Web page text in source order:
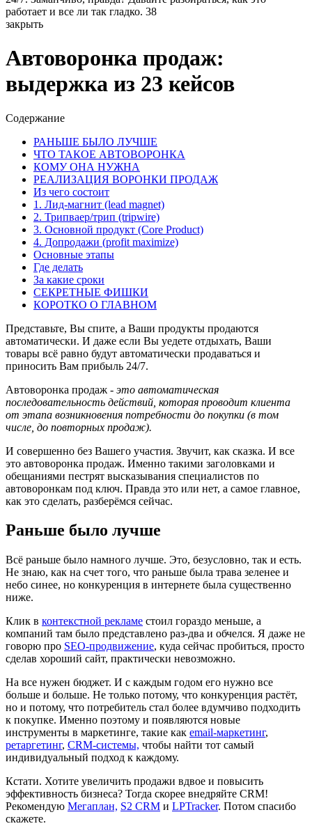
работает и все ли так гладко. 38
закрыть
Автоворонка продаж:
выдержка из 23 кейсов
Содержание
РАНЬШЕ БЫЛО ЛУЧШЕ
ЧТО ТАКОЕ АВТОВОРОНКА
КОМУ ОНА НУЖНА
РЕАЛИЗАЦИЯ ВОРОНКИ ПРОДАЖ
Из чего состоит
1. Лид-магнит (lead magnet)
2. Трипваер/трип (tripwire)
3. Основной продукт (Сore Product)
4. Допродажи (profit maximize)
Основные этапы
Где делать
За какие сроки
СЕКРЕТНЫЕ ФИШКИ
КОРОТКО О ГЛАВНОМ
Представьте, Вы спите, а Ваши продукты продаются
автоматически. И даже если Вы уедете отдыхать, Ваши
товары всё равно будут автоматически продаваться и
приносить Вам прибыль 24/7.
Автоворонка продаж - это автоматическая
последовательность действий, которая проводит клиента
от этапа возникновения потребности до покупки (в том
числе, до повторных продаж).
И совершенно без Вашего участия. Звучит, как сказка. И все
это автоворонка продаж. Именно такими заголовками и
обещаниями пестрят высказывания специалистов по
автоворонкам под ключ. Правда это или нет, а самое главное,
как это сделать, разберёмся сейчас.
Раньше было лучше
Всё раньше было намного лучше. Это, безусловно, так и есть.
Не знаю, как на счет того, что раньше была трава зеленее и
небо синее, но конкуренция в интернете была существенно
ниже.
Клик в контекстной рекламе стоил гораздо меньше, а
компаний там было представлено раз-два и обчелся. Я даже не
говорю про SEO-продвижение, куда сейчас пробиться, просто
сделав хороший сайт, практически невозможно.
На все нужен бюджет. И с каждым годом его нужно все
больше и больше. Не только потому, что конкуренция растёт,
но и потому, что потребитель стал более вдумчиво подходить
к покупке. Именно поэтому и появляются новые
инструменты в маркетинге, такие как email-маркетинг,
ретаргетинг, CRM-системы, чтобы найти тот самый
индивидуальный подход к каждому.
Кстати. Хотите увеличить продажи вдвое и повысить
эффективность бизнеса? Тогда скорее внедряйте CRM!
Рекомендую Мегаплан, S2 CRM и LPTracker. Потом спасибо
скажете.